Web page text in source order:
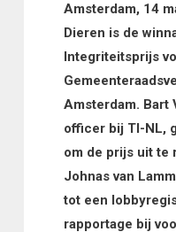
Amsterdam, 14
Dieren is de
Integriteitsprijs
Amsterdam. Bart
officer bij TI-NL,
om de prijs uit te
Johnas van
tot een
rapportage bij